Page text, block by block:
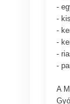
-
-
-
-
-
-
A